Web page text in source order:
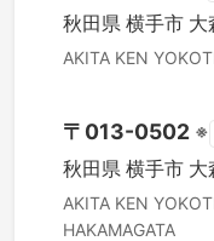
秋田県 横手市 大
AKITA KEN
〒 013-0502 ※
秋田県 横手市 大
AKITA KEN
HAKAMAGATA